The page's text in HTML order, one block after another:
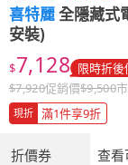
喜特麗全隱藏式
安裝)
$7,128 限時折後
$7,920促銷價$9,500
現折 滿1件享9折
折價券 查看